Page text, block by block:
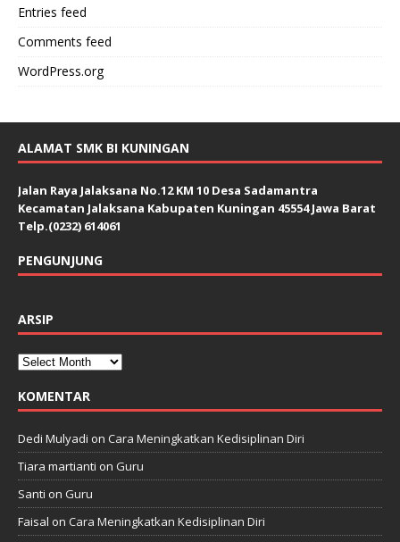
Entries feed
Comments feed
WordPress.org
ALAMAT SMK BI KUNINGAN
Jalan Raya Jalaksana No.12 KM 10 Desa Sadamantra
Kecamatan Jalaksana Kabupaten Kuningan 45554 Jawa Barat
Telp.(0232) 614061
PENGUNJUNG
ARSIP
KOMENTAR
Dedi Mulyadi on Cara Meningkatkan Kedisiplinan Diri
Tiara martianti on Guru
Santi on Guru
Faisal on Cara Meningkatkan Kedisiplinan Diri